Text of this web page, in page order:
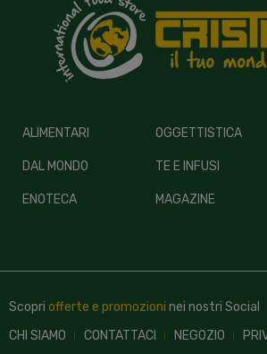
ALIMENTARI
DAL MONDO
ENOTECA
OGGETTISTICA
TE E INFUSI
MAGAZINE
Scopri offerte e promozioni nei nostri Social
CHI SIAMO
CONTATTACI NEGOZIO